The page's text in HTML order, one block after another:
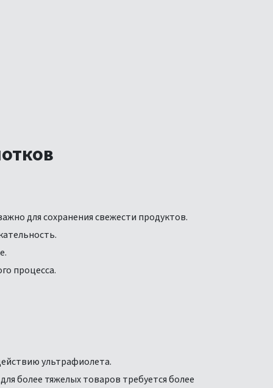
для сохранения свежести продуктов.
процесса.
ультрафиолета.
более тяжелых товаров требуется более